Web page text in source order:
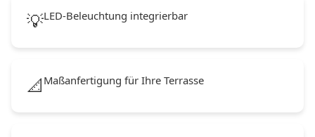
💡LED-Beleuchtung integrierbar
📐 Maßanfertigung für Ihre Terrasse